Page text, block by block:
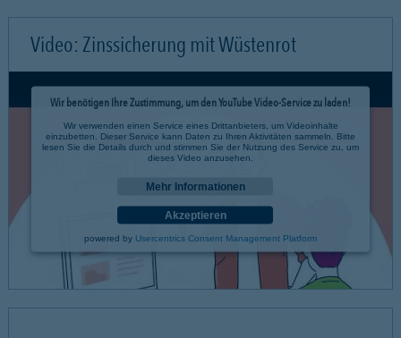
Video: Zinssicherung mit Wüstenrot
Wir benötigen Ihre Zustimmung, um den YouTube Video-Service zu laden!
Wir verwenden einen Service eines Drittanbieters, um Videoinhalte
einzubetten. Dieser Service kann Daten zu Ihren Aktivitäten sammeln. Bitte
lesen Sie die Details durch und stimmen Sie der Nutzung des Service zu, um
dieses Video anzusehen.
Mehr Informationen
Akzeptieren
powered by Usercentrics Consent Management Platform